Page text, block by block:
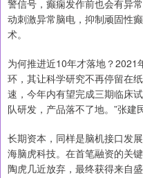
警信号，癫痫发作前也会有异
动刺激异常脑电，抑制顽固性
术。
为何推进近10年才落地？2021
环，其让科学研究不再停留在
速，今年内有望完成三期临床
队研发，产品落不了地。”张建
长期资本，同样是脑机接口发
海脑虎科技。在首笔融资的关
陶虎几近放弃，最终获得来自